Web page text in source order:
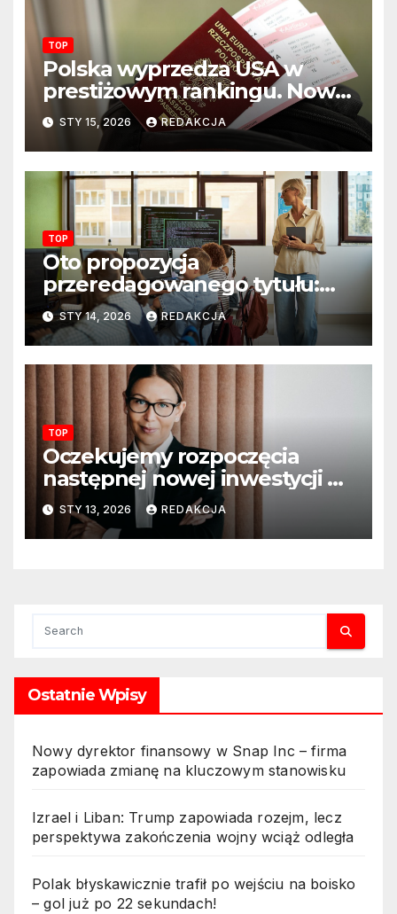
TOP
Polska wyprzedza USA w
prestiżowym rankingu. Nowy
układ sił na świecie?
STY 15, 2026 REDAKCJA
TOP
Oto propozycja
przeredagowanego tytułu:
Resort edukacji szkoli
nauczycieli z wykorzystania
sztucznej inteligencji. AI
pojawi się na zajęciach
szkolnych
STY 14, 2026 REDAKCJA
TOP
Oczekujemy rozpoczęcia
następnej nowej inwestycji w
ciągu najbliższego półrocza
STY 13, 2026 REDAKCJA
Ostatnie Wpisy
Nowy dyrektor finansowy w Snap Inc – firma
zapowiada zmianę na kluczowym stanowisku
Izrael i Liban: Trump zapowiada rozejm, lecz
perspektywa zakończenia wojny wciąż odległa
Polak błyskawicznie trafił po wejściu na boisko
– gol już po 22 sekundach!